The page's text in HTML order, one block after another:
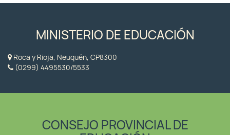
MINISTERIO DE EDUCACIÓN
Roca y Rioja, Neuquén, CP8300
(0299) 4495530/5533
CONSEJO PROVINCIAL DE